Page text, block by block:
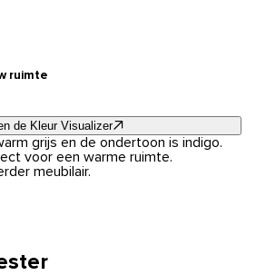
ruimte
de Kleur Visualizer
grijs en de ondertoon is indigo.
voor een warme ruimte.
meubilair.